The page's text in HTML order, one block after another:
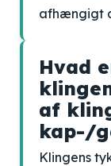
afhængigt
Hvad
af
kap-/
Klingens